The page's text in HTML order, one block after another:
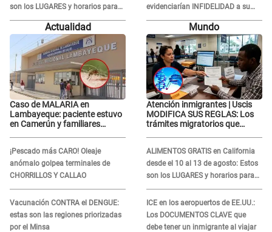
son los LUGARES y horarios para
recibir la ayuda
evidenciarían INFIDELIDAD a su
novio con animador de 'La Bella
Luz': "Un día..."
Actualidad
Caso de MALARIA en
Lambayeque: paciente estuvo
en Camerún y familiares
¡Pescado más CARO! Oleaje
anómalo golpea terminales de
CHORRILLOS Y CALLAO
Vacunación CONTRA el DENGUE:
estas son las regiones priorizadas
por el Minsa
Mundo
Atención inmigrantes | Uscis
MODIFICA SUS REGLAS: Los
trámites migratorios que
ALIMENTOS GRATIS en California
desde el 10 al 13 de agosto: Estos
son los LUGARES y horarios para
recibir la ayuda
ICE en los aeropuertos de EE.UU.:
Los DOCUMENTOS CLAVE que
debe tener un inmigrante al viajar